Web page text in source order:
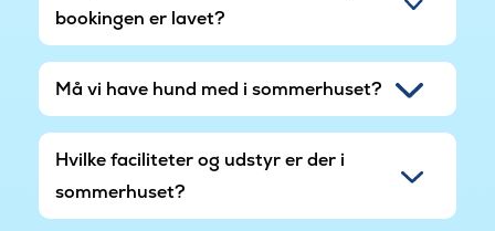
bookingen er lavet?
Må vi have hund med i sommerhuset?
Hvilke faciliteter og udstyr er der i
sommerhuset?